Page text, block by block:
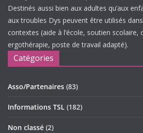
Destinés aussi bien aux adultes qu’aux
aux troubles Dys peuvent être utilisés
contextes (aide à l’école, soutien scolaire,
ergothérapie, poste de travail adapté).
Catégories
Asso/Partenaires (83)
Informations TSL (182)
Non classé (2)